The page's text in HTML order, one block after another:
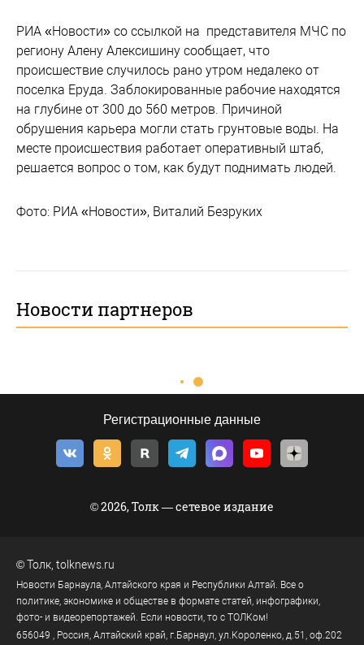
РИА «Новости» со ссылкой на представителя МЧС по
региону Алену Алексишину сообщает, что
происшествие случилось рано утром недалеко от
поселка Еруда. Заблокированные рабочие находятся
на глубине от 300 до 560 метров. Причиной
обрушения карьера могли стать грунтовые воды. На
месте происшествия работает оперативный штаб,
решается вопрос о том, как будут поднимать людей.
Фото: РИА «Новости», Виталий Безруких
Новости партнеров
Регистрационные данные
© 2026, Толк — сетевое издание
©Толк tolknews.ru
Новости Барнаула, Алтайского края и Республики Алтай. Все о
политике, экономике и обществе в формате статей, инфографики,
фото- и видеорепортажей. Если новости, то с ТОЛКом!
656049 , Россия, Алтайский край, г.Барнаул, ул.Короленко, д.51, оф.202